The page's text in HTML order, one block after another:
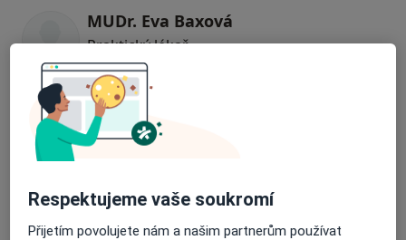
MUDr. Eva Baxová
Praktický lékař
MUDr. Lenka Kušičková
Praktický lékař
Anna Dobiášová
Respektujeme vaše soukromí
Přijetím povolujete nám a našim partnerům používat